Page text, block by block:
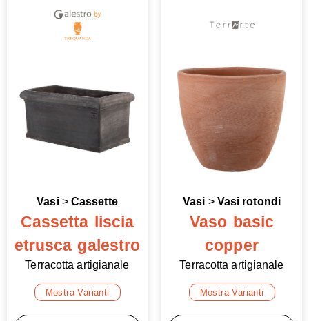
Vasi> Cassette
Cassetta liscia
etrusca galestro
Terracotta artigianale
Mostra Varianti
Vasi > Vasi rotondi
Vaso basic
copper
Terracotta artigianale
Mostra Varianti